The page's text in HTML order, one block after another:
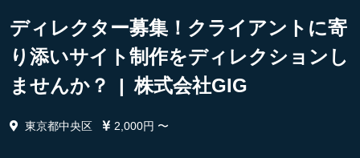
ディレクター募集！クライアントに寄
り添いサイト制作をディレクションし
ませんか？ | 株式会社GIG
東京都中央区 2,000円 〜